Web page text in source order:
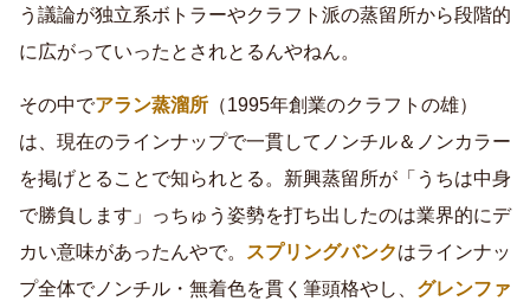
う議論が独立系ボトラーやクラフト派の蒸留所から段階的
に広がっていったとされとるんやねん。
その中でアラン蒸溜所 （1995年創業のクラフトの雄）
は、現在のラインナップで一貫してノンチル＆ノンカラー
を掲げとることで知られとる。新興蒸留所が「うちは中身
で勝負します」っちゅう姿勢を打ち出したのは業界的にデ
カい意味があったんやで。
スプリングバンクはラインナッ
プ全体でノンチル・無着色を貫く筆頭格やし、 グレンファ